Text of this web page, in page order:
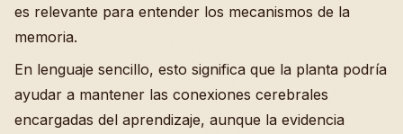
es relevante para entender los mecanismos de la
memoria.
En lenguaje sencillo, esto significa que la planta podría
ayudar a mantener las conexiones cerebrales
encargadas del aprendizaje, aunque la evidencia